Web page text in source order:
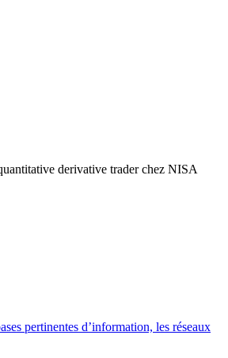
derivative trader chez NISA
pertinentes d’information, les réseaux